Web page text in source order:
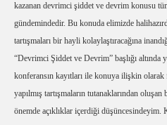
kazanan devrimci şiddet ve devrim konusu
gündemindedir. Bu konuda elimizde
tartışmaları bir hayli kolaylaştıracağına
“Devrimci Şiddet ve Devrim” başlığı altında
konferansın kayıtları ile konuya ilişkin
yapılmış tartışmaların tutanaklarından
önemde açıklıklar içerdiği düşüncesindeyim.